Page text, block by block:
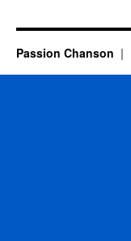
Passion Chanson